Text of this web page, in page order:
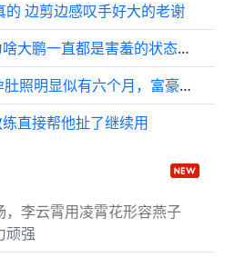
边剪边感叹手好大的老谢
杨幂和大鹏做个宣传，为啥大鹏一直都是害羞的状态啊？都不敢看杨幂？
37岁阚清子官宣怀孕，孕肚照明显似有六个月，富豪老公是戚薇老板
直接帮他扯了继续用
李云霄用凌霄花形容燕子
顽强